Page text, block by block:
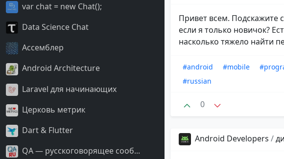
var chat = new Chat();
Data Science Chat
Ассемблер
Android Architecture
Laravel для начинающих
Церковь метрик
Dart & Flutter
QA — русскоговорящее сооб...
Привет всем. Подскажите
если я только новичок?
насколько тяжело найти
#android #mobile
#russian
0
Android Developers /